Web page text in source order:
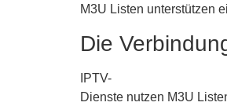
M3U Listen unterstützen
Die
IPTV-
Dienste nutzen M3U